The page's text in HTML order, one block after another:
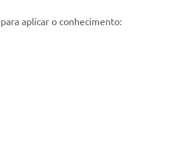
aplicar o conhecimento: